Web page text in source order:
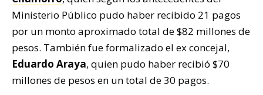
Ministerio Público pudo haber recibido 21 pagos
por un monto aproximado total de $82 millones de
pesos. También fue formalizado el ex concejal,
Eduardo Araya, quien pudo haber recibió $70
millones de pesos en un total de 30 pagos.